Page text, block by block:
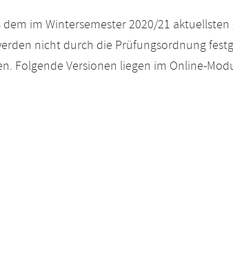
im Wintersemester 2020/21
nicht durch die Prüfungsordnung
Folgende Versionen liegen im Online-